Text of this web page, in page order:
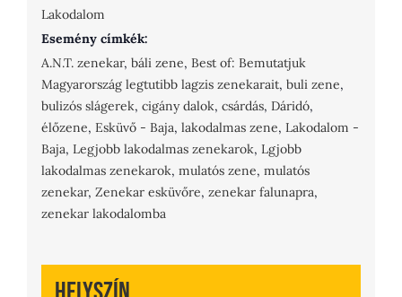
Lakodalom
Esemény címkék:
A.N.T. zenekar, báli zene, Best of: Bemutatjuk
Magyarország legtutibb lagzis zenekarait, buli zene,
bulizós slágerek, cigány dalok, csárdás, Dáridó,
élőzene, Esküvő - Baja, lakodalmas zene, Lakodalom -
Baja, Legjobb lakodalmas zenekarok, Lgjobb
lakodalmas zenekarok, mulatós zene, mulatós
zenekar, Zenekar esküvőre, zenekar falunapra,
zenekar lakodalomba